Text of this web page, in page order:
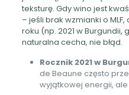
teksturę. Gdy wino jest
– jeśli brak wzmianki o
roku (np. 2021 w Burgundii,
naturalna cecha, nie błąd.
Rocznik 2021 w
de Beaune często
wyjątkowej energii,